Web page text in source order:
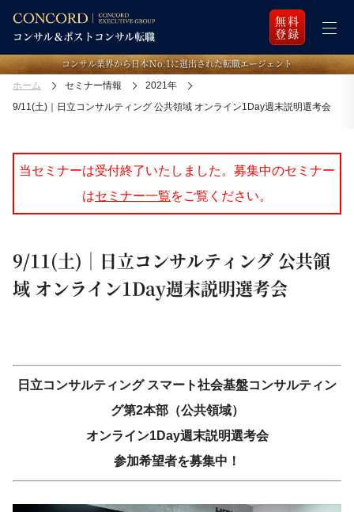
無料
登録
コンサル業界から日本Ｎo.1に選出された転職エージェント
ホーム セミナー情報
2021年
9/11(土)｜日立コンサルティング 公共領域 オンライン1Day週末説明選考会
当セミナーは受付終了いたしました。募集中のセミナー
はセミナー一覧をご覧ください。
9/11(土)｜日立コンサルティング 公共領
域 オンライン1Day週末説明選考会
日立コンサルティング スマート社会基盤コンサルティン
グ第2本部（公共領域）
オンライン1Day週末説明選考会
参加希望者を募集中！